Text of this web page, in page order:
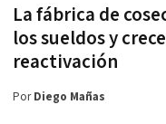
La fábrica de
los sueldos y
reactivación
PorDiego Mañas